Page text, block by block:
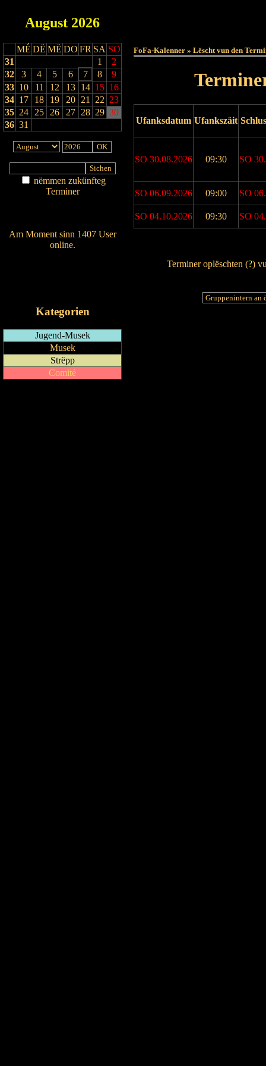
August 2026
MÉ DË MË DO FR SA SO
31
1
2
32
3 4 5 6 7 8
9
33 10 11 12 13 14 15 16
34 17 18 19 20 21 22 23
35 24 25 26 27 28 29 30
36 31
nëmmen zukünfteg
Terminer
Am Moment sinn 1407 User
online.
Kategorien
Jugend-Musek
Musek
Strëpp
Comité
FoFa-Kalenner » Lëscht vun den
Ufanksdatum Ufankszäit
SO 30.08.2026 09:30 SO
SO 06.09.2026 09:00 SO
SO 04.10.2026 09:30 SO
Terminer oplëschten (?)